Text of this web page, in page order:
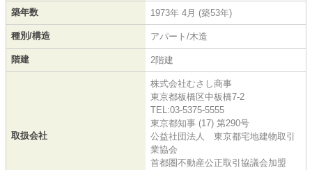
築年数 1973年 4月 (築53年)
種別/構造 アパート/木造
階建 2階建
取扱会社
株式会社むさし商事
東京都板橋区中板橋7-2
TEL:03-5375-5555
東京都知事 (17) 第290号
公益社団法人 東京都宅地建物取引
業協会
首都圏不動産公正取引協議会加盟